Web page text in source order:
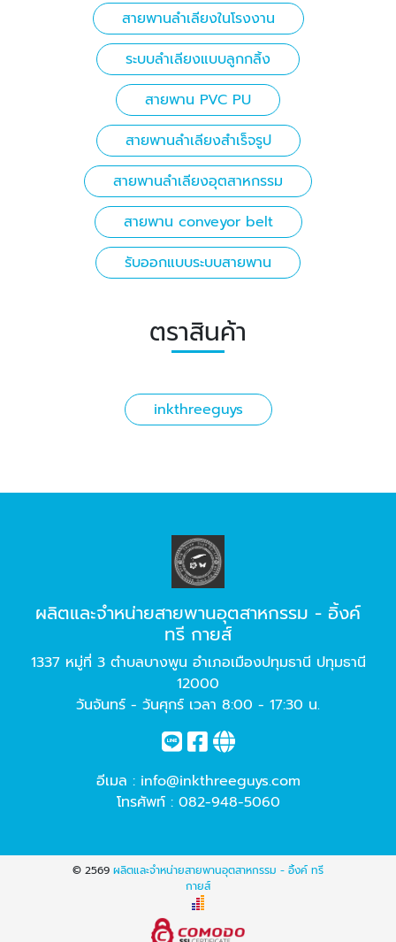
สายพานลำเลียงในโรงงาน
ระบบลำเลียงแบบลูกกลิ้ง
สายพาน PVC PU
สายพานลำเลียงสำเร็จรูป
สายพานลำเลียงอุตสาหกรรม
สายพาน conveyor belt
รับออกแบบระบบสายพาน
ตราสินค้า
inkthreeguys
ผลิตและจำหน่ายสายพานอุตสาหกรรม - อิ้งค์
ทรี กายส์
1337 หมู่ที่ 3 ตำบลบางพูน อำเภอเมืองปทุมธานี ปทุมธานี
12000
วันจันทร์ - วันศุกร์ เวลา 8:00 - 17:30 น.
อีเมล : info@inkthreeguys.com
โทรศัพท์ : 082-948-5060
© 2569 ผลิตและจำหน่ายสายพานอุตสาหกรรม - อิ้งค์ ทรี
กายส์